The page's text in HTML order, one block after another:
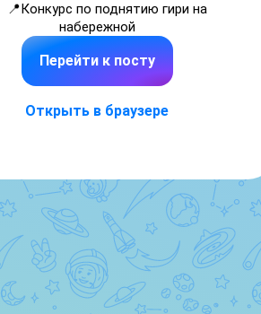
📍Конкурс по поднятию гири на
набережной
Перейти к посту
Открыть в браузере